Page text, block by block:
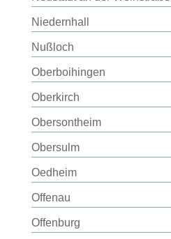
Niedernhall
Nußloch
Oberboihingen
Oberkirch
Obersontheim
Obersulm
Oedheim
Offenau
Offenburg